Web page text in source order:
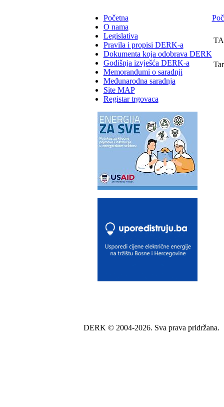
Početna
O nama
Legislativa
Pravila i propisi DERK-a
Dokumenta koja odobrava DERK
Godišnja izvješća DERK-a
Memorandumi o saradnji
Međunarodna saradnja
Site MAP
Registar trgovaca
DERK © 2004-2026. Sva prava pridržana.